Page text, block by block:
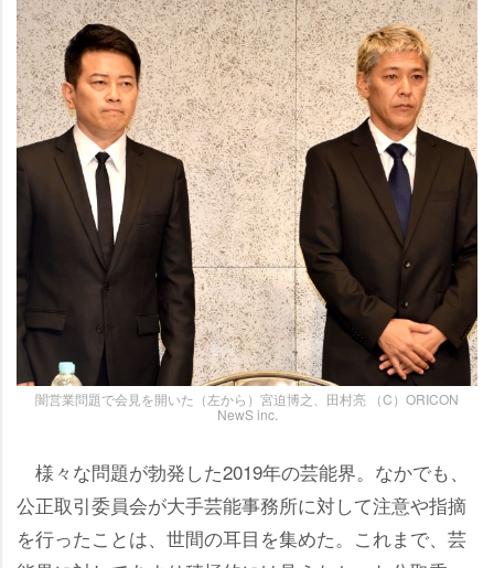
闇営業問題で会見を開いた（左から）宮迫博之、田村亮 （C）ORICON
NewS inc.
様々な問題が勃発した2019年の芸能界。なかでも、
公正取引委員会が大手芸能事務所に対して注意や指摘
を行ったことは、世間の耳目を集めた。これまで、芸